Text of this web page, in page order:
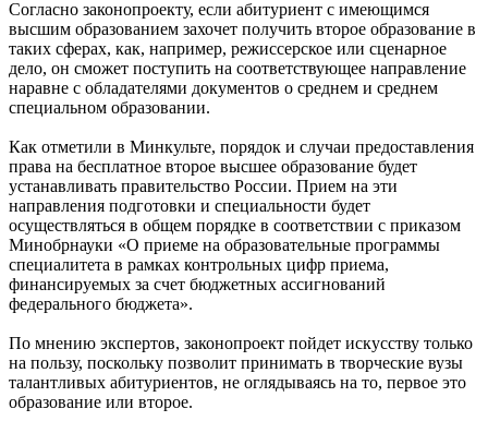
Согласно законопроекту, если абитуриент с имеющимся
высшим образованием захочет получить второе образование в
таких сферах, как, например, режиссерское или сценарное
дело, он сможет поступить на соответствующее направление
наравне с обладателями документов о среднем и среднем
специальном образовании.
Как отметили в Минкульте, порядок и случаи предоставления
права на бесплатное второе высшее образование будет
устанавливать правительство России. Прием на эти
направления подготовки и специальности будет
осуществляться в общем порядке в соответствии с приказом
Минобрнауки «О приеме на образовательные программы
специалитета в рамках контрольных цифр приема,
финансируемых за счет бюджетных ассигнований
федерального бюджета».
По мнению экспертов, законопроект пойдет искусству только
на пользу, поскольку позволит принимать в творческие вузы
талантливых абитуриентов, не оглядываясь на то, первое это
образование или второе.